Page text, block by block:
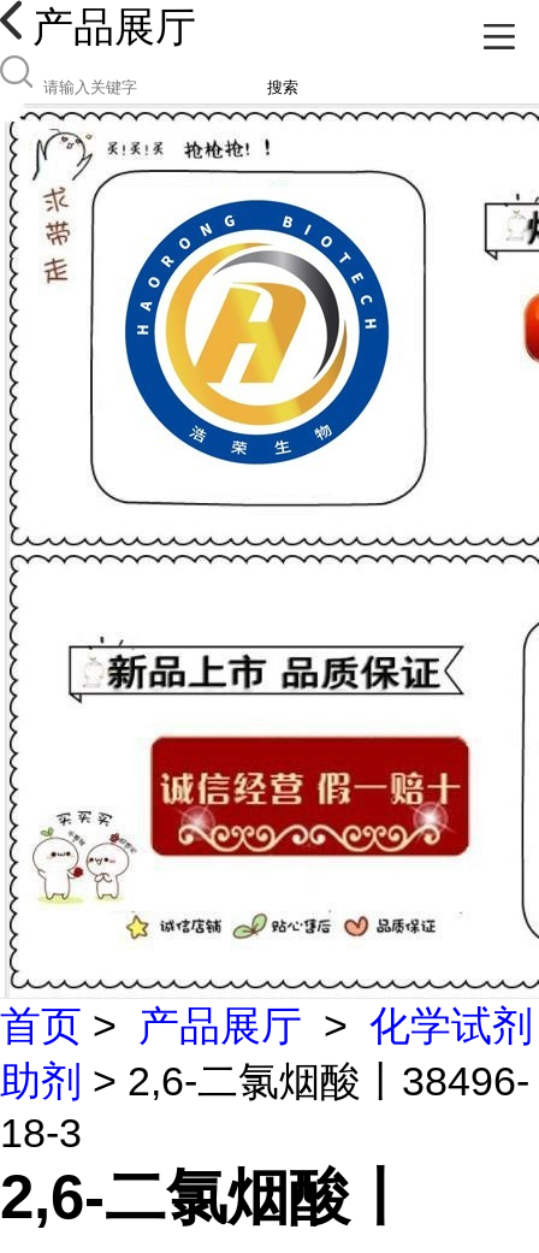
产品展厅
搜索
首页 > 产品展厅 > 化学试剂
助剂 > 2,6-二氯烟酸丨38496-
18-3
2,6-二氯烟酸丨